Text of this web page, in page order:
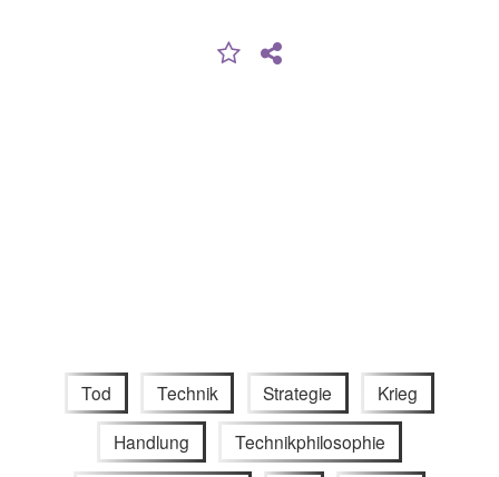
Tod Technik Strategie Krieg
Handlung Technikphilosophie